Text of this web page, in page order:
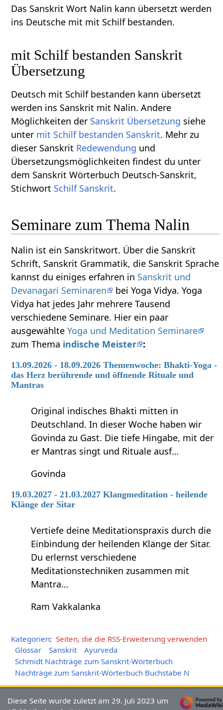
Das Sanskrit Wort Nalin kann übersetzt werden
ins Deutsche mit mit Schilf bestanden.
mit Schilf bestanden Sanskrit
Übersetzung
Deutsch mit Schilf bestanden kann übersetzt
werden ins Sanskrit mit Nalin. Andere
Möglichkeiten der Sanskrit Übersetzung siehe
unter mit Schilf bestanden Sanskrit. Mehr zu
dieser Sanskrit Redewendung und
Übersetzungsmöglichkeiten findest du unter
dem Sanskrit Wörterbuch Deutsch-Sanskrit,
Stichwort Schilf Sanskrit.
Seminare zum Thema Nalin
Nalin ist ein Sanskritwort. Über die Sanskrit
Schrift, Sanskrit Grammatik, die Sanskrit Sprache
kannst du einiges erfahren in Sanskrit und
Devanagari Seminaren
bei Yoga Vidya. Yoga
Vidya hat jedes Jahr mehrere Tausend
verschiedene Seminare. Hier ein paar
ausgewählteYoga und Meditation Seminare
zum Thema indische Meister :
13.09.2026 - 18.09.2026 Themenwoche: Bhakti-Yoga -
das Herz berührende und öffnende Rituale und
Mantras
Original indisches Bhakti mitten in
Deutschland. In dieser Woche haben wir
Govinda zu Gast. Die tiefe Hingabe, mit der
er Mantras singt und Rituale ausf…
Govinda
19.03.2027 - 21.03.2027 Klangmeditation - heilende
Klänge der Sitar
Vertiefe deine Meditationspraxis durch die
Einbindung der heilenden Klänge der Sitar.
Du erlernst verschiedene
Meditationstechniken zusammen mit
Mantra…
Ram Vakkalanka
Kategorien: Seiten, die die RSS-Erweiterung verwenden
Glossar
Sanskrit
Ayurveda
Schmidt Nachträge zum Sanskrit-Wörterbuch
Nachträge zum Sanskrit-Wörterbuch Buchstabe N
Diese Seite wurde zuletzt am 29. Juli 2023 um